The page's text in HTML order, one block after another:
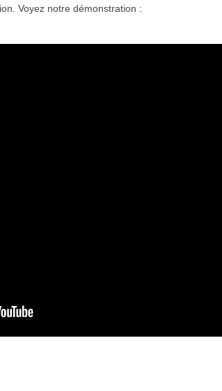
Voyez notre démonstration :